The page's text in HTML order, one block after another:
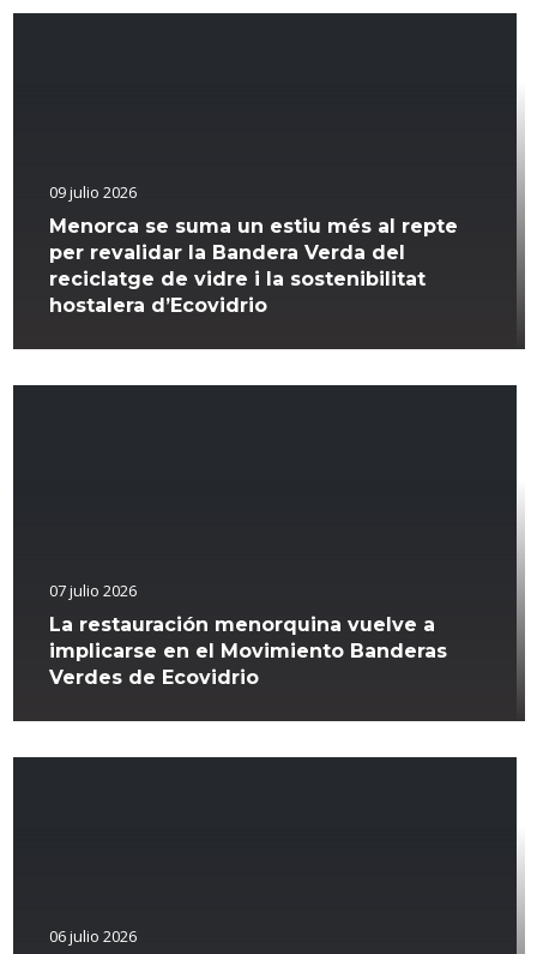
09 julio 2026
Menorca se suma un estiu més al repte
per revalidar la Bandera Verda del
reciclatge de vidre i la sostenibilitat
hostalera d’Ecovidrio
07 julio 2026
La restauración menorquina vuelve a
implicarse en el Movimiento Banderas
Verdes de Ecovidrio
06 julio 2026